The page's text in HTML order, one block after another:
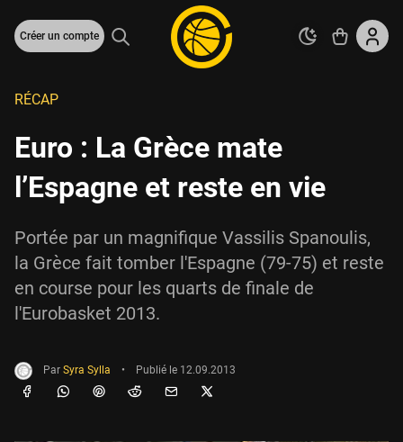
Créer un compte
RÉCAP
Euro : La Grèce mate
l’Espagne et reste en vie
Portée par un magnifique Vassilis Spanoulis,
la Grèce fait tomber l'Espagne (79-75) et reste
en course pour les quarts de finale de
l'Eurobasket 2013.
Par Syra Sylla • Publié le 12.09.2013